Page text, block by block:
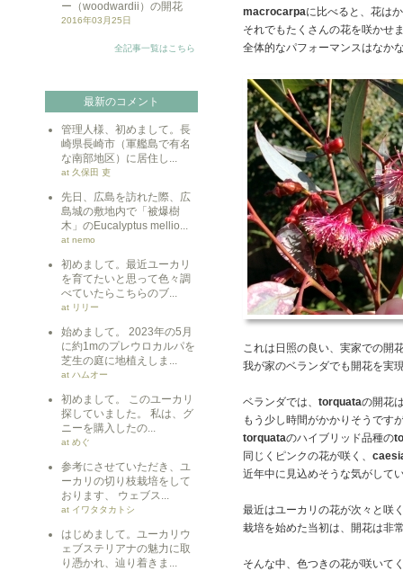
ー（woodwardii）の開花
2016年03月25日
全記事一覧はこちら
最新のコメント
管理人様、初めまして。長
崎県長崎市（軍艦島で有名
な南部地区）に居住し...
at 久保田 吏
先日、広島を訪れた際、広
島城の敷地内で「被爆樹
木」のEucalyptus mellio...
at nemo
初めまして。最近ユーカリ
を育てたいと思って色々調
べていたらこちらのブ...
at リリー
始めまして。 2023年の5月
に約1mのプレウロカルパを
芝生の庭に地植えしま...
at ハムオー
初めまして。 このユーカリ
探していました。 私は、グ
ニーを購入したの...
at めぐ
参考にさせていただき、ユ
ーカリの切り枝栽培をして
おります、 ウェブス...
at イワタタカトシ
はじめまして。ユーカリウ
ェブステリアナの魅力に取
り憑かれ、辿り着きま...
macrocarpaに比べると、花は
それでもたくさんの花を咲かせ
全体的なパフォーマンスはなか
これは日照の良い、実家での開
我が家のベランダでも開花を実
ベランダでは、 torquataの開花
もう少し時間がかかりそうです
torquataのハイブリッド品種の
同じくピンクの花が咲く、
近年中に見込めそうな気がして
最近はユーカリの花が次々と咲
栽培を始めた当初は、開花は非
そんな中、色つきの花が咲いて